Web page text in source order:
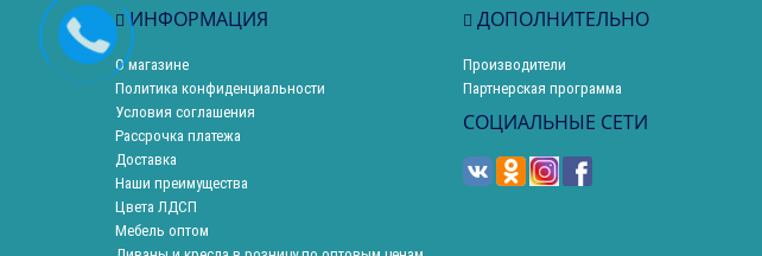
ИНФОРМАЦИЯ
О магазине
Политика конфиденциальности
Условия соглашения
Рассрочка платежа
Доставка
Наши преимущества
Цвета ЛДСП
Мебель оптом
ДОПОЛНИТЕЛЬНО
Производители
Партнерская программа
СОЦИАЛЬНЫЕ СЕТИ